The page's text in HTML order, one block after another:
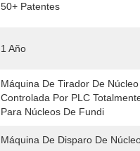
50+ Patentes
1 Año
Máquina De Tirador De
Controlada Por PLC
Para Núcleos De Fundi
Máquina De Disparo De